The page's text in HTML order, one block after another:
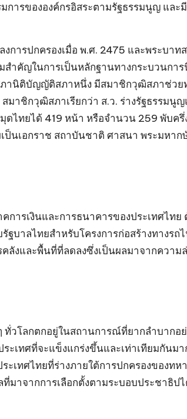
ารขององค์กรอิสระตามรัฐธรรมนูญ แล
การปกครองเมื่อ พ.ศ. 2475 และพระบา
สำคัญในการเป็นหลักฐานทางกระบวนก
านิติบัญญัติสภาหนึ่ง มีสมาชิกวุฒิสภาช่ว
มาชิกวุฒิสภาเรียกว่า ส.ว. ร่างรัฐธรร
ไทยได้ 419 หน้า หรือจำนวน 259 พับค
นเอกราช สถาบันชาติ ศาสนา พระมหาก
ารเงินและการธนาคารของประเทศไท
ฐบาลไทยสำหรับโครงการก่อสร้างทางร
คลังและพื้นที่ที่ลดลงซึ่งเป็นผลมาจากคว
วโลกตกอยู่ในสถานการณ์ที่ยากลำบากอ
ะเทศที่จะแข็งแกร่งขึ้นและเท่าเทียมกัน
ทศไทยที่ร่างภายใต้การปกครองของทห
มาจากการเลือกตั้งตามระบอบประชาธิป